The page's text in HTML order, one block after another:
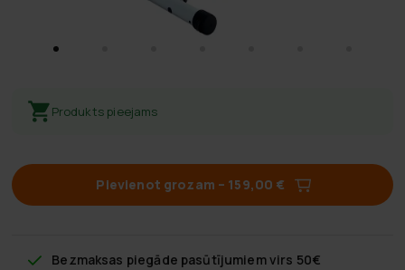
Produkts pieejams
Pievienot grozam – 159,00 €
Bezmaksas piegāde pasūtījumiem virs 50€